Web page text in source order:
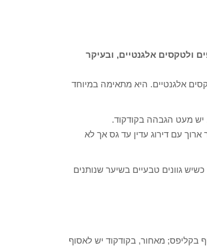
ולטקסים אלגנטיים, ובעיקר
אלגנטיים. היא מתאימה במיוחד
מעט הגבהה בקודקוד.
עם דירוג עדין עד גס אך לא
גוונים טבעיים בשיער שנותנים
מאחור, בקודקוד יש לאסוף